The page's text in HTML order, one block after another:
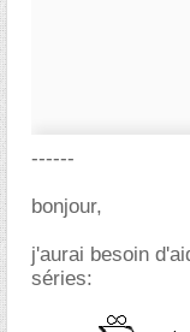
------
bonjour,
j'aurai besoin
séries: